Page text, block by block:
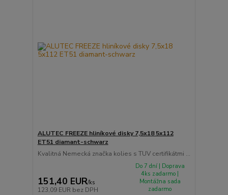
ALUTEC FREEZE hliníkové disky 7,5x18 5x112
ET51 diamant-schwarz
Kvalitná Nemecká značka kolies s TUV certifikátmi ...
151,40 EUR/ks
123,09 EUR bez DPH
Do 7 dní | Doprava
4ks zadarmo |
Montážna sada
zadarmo